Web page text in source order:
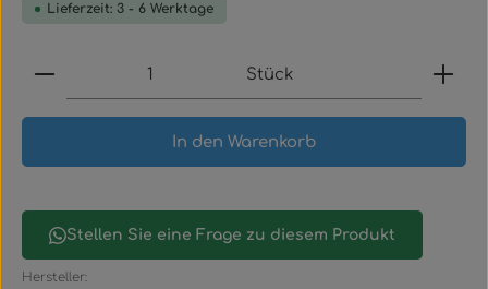
Lieferzeit: 3 - 6 Werktage
Produkt Anzahl: Gib den gewünschten Wert
Stück
In den Warenkorb
Stellen Sie eine Frage zu diesem Produkt
Hersteller: